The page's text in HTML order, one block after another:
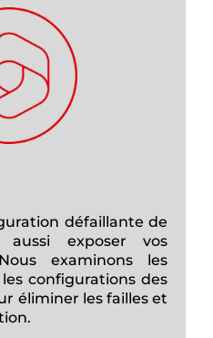
défaillante de
exposer vos
examinons les
configurations des
éliminer les failles et